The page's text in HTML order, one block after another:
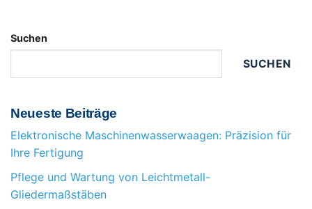
Suchen
SUCHEN
Neueste Beiträge
Elektronische Maschinenwasserwaagen: Präzision für
Ihre Fertigung
Pflege und Wartung von Leichtmetall-
Gliedermaßstäben